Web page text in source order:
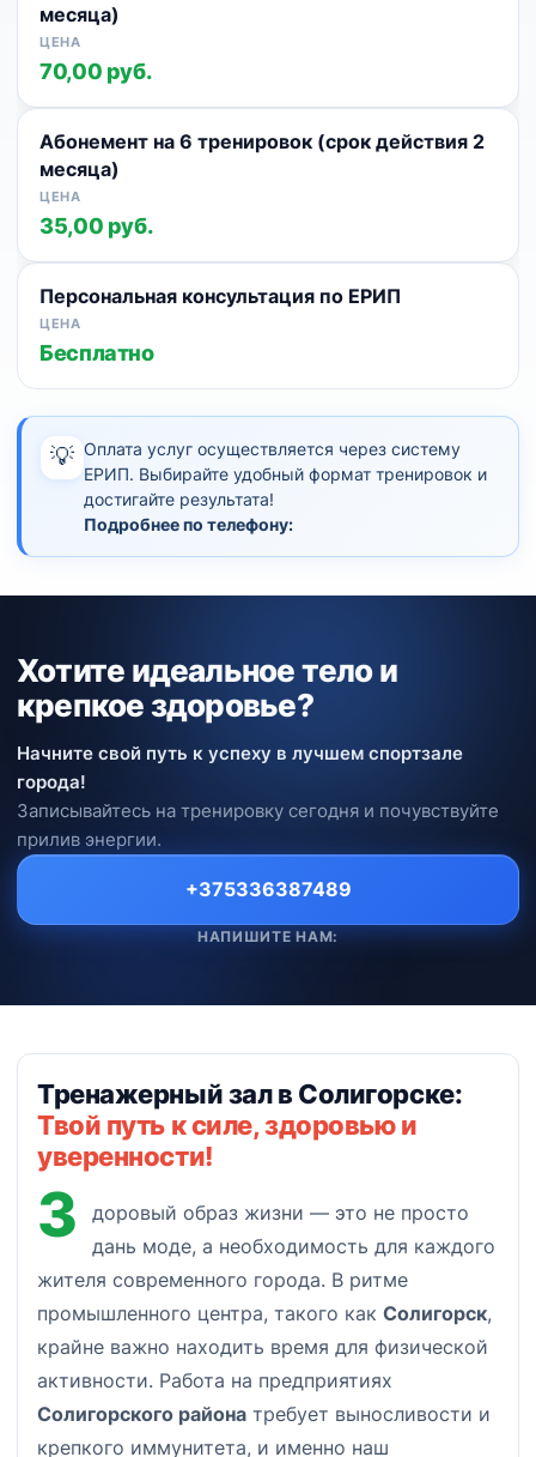
месяца)
70,00 руб.
Абонемент на 6 тренировок (срок действия 2
месяца)
35,00 руб.
Персональная консультация по ЕРИП
Бесплатно
💡 Оплата услуг осуществляется через систему
ЕРИП. Выбирайте удобный формат тренировок и
достигайте результата!
Подробнее по телефону:
Хотите идеальное тело и
крепкое здоровье?
Начните свой путь к успеху в лучшем спортзале
города!
Записывайтесь на тренировку сегодня и почувствуйте
прилив энергии.
+375336387489
НАПИШИТЕ НАМ:
Тренажерный зал в Солигорске:
Твой путь к силе, здоровью и
уверенности!
З
доровый образ жизни — это не просто
дань моде, а необходимость для каждого
жителя современного города. В ритме
промышленного центра, такого как Солигорск,
крайне важно находить время для физической
активности. Работа на предприятиях
Солигорского района требует выносливости и
крепкого иммунитета, и именно наш